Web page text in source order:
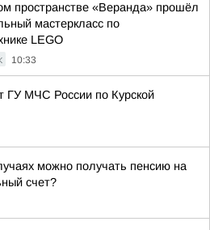
пространстве «Веранда» прошёл
мастеркласс по
LEGO
10:33
ГУ МЧС России по Курской
можно получать пенсию на
счет?